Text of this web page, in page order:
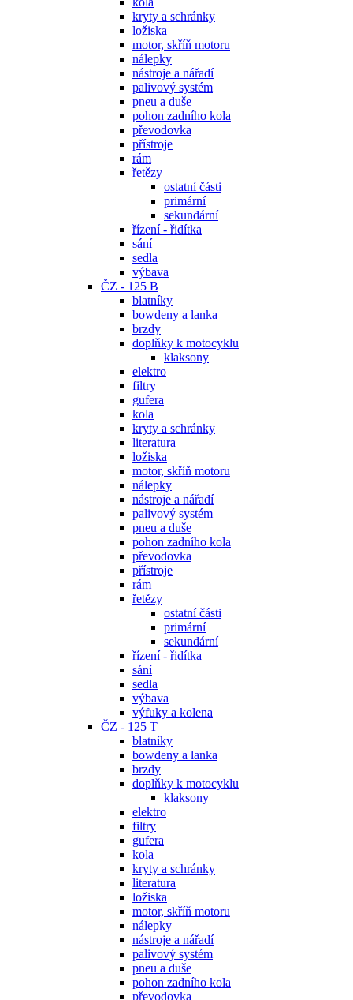
kryty a schránky
ložiska
motor, skříň motoru
nálepky
nástroje a nářadí
palivový systém
pneu a duše
pohon zadního kola
převodovka
přístroje
rám
řetězy
ostatní části
primární
sekundární
řízení - řidítka
sání
sedla
výbava
ČZ - 125 B
blatníky
bowdeny a lanka
brzdy
doplňky k motocyklu
klaksony
elektro
filtry
gufera
kola
kryty a schránky
literatura
ložiska
motor, skříň motoru
nálepky
nástroje a nářadí
palivový systém
pneu a duše
pohon zadního kola
převodovka
přístroje
rám
řetězy
ostatní části
primární
sekundární
řízení - řidítka
sání
sedla
výbava
výfuky a kolena
ČZ - 125 T
blatníky
bowdeny a lanka
brzdy
doplňky k motocyklu
klaksony
elektro
filtry
gufera
kola
kryty a schránky
literatura
ložiska
motor, skříň motoru
nálepky
nástroje a nářadí
palivový systém
pneu a duše
pohon zadního kola
převodovka